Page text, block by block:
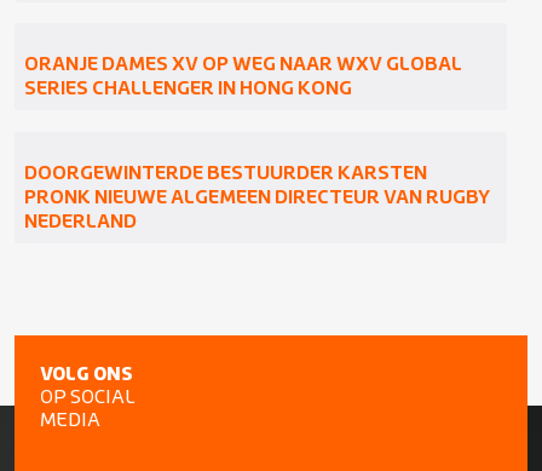
ORANJE DAMES XV OP WEG NAAR WXV GLOBAL
SERIES CHALLENGER IN HONG KONG
DOORGEWINTERDE BESTUURDER KARSTEN
PRONK NIEUWE ALGEMEEN DIRECTEUR VAN RUGBY
NEDERLAND
VOLG ONS
OP SOCIAL
MEDIA